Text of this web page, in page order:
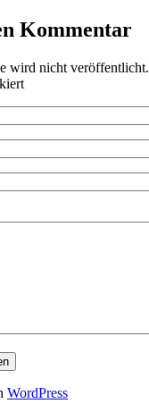
Kommentar
wird nicht veröffentlicht.
WordPress